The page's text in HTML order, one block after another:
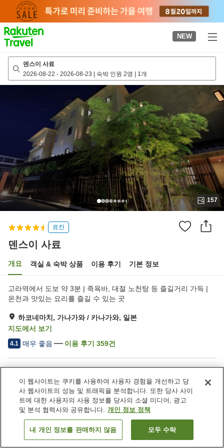
page
NEW
덴스이 사료
2026-08-22 - 2026-08-23 | 숙박 인원 2명 | 1개
157
료칸
덴스이 사료
개요 객실 & 숙박 상품 이용 후기 기본 정보
고라역에서 도보 약 3분 | 족욕바, 대절 노천탕 등 즐길거리 가득 |
온천과 맛있는 요리를 즐길 수 있는 곳
하코네마치, 가나가와 / 카나가와, 일본
지도에서 보기
4.1 매우 좋음 이용 후기 359건
Wi-Fi
역에서 도보 5분
암반욕
사우나
객실 보기
이 웹사이트는 쿠키를 사용하여 사용자 경험을 개선하고 당
사 웹사이트의 성능 및 트래픽을 분석합니다. 또한 당사 사이
트에 대한 사용자의 사용 정보를 당사의 소셜 미디어, 광고
및 분석 협력사와 공유합니다. 개인 정보 정책
내 개인 정보를 판매하지 않음 모두 수락